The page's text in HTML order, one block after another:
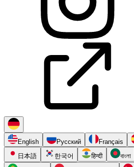
English Русский Français
日本語
한국어 हिन्दी বাংলা